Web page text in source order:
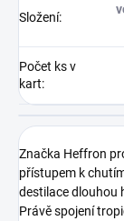
Složení:
Počet ks v
kart:
Značka Heffron
přístupem k
destilace dlouhou
Právě spojení